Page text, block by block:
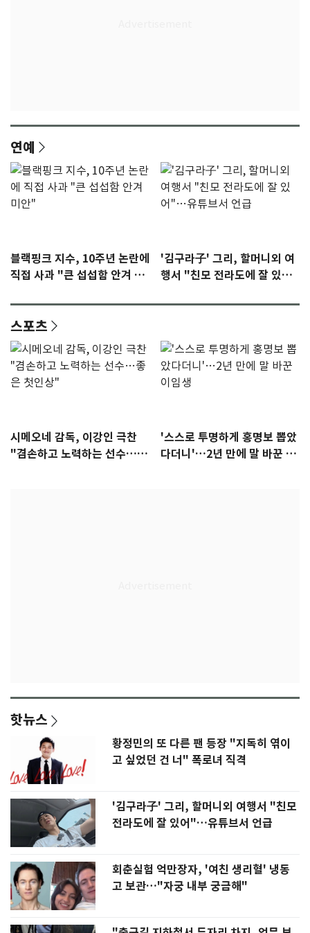
연예
블랙핑크 지수, 10주년 논란에
직접 사과 "큰 섭섭함 안겨 미
'김구라子' 그리, 할머니외 여
행서 "친모 전라도에 잘 있
스포츠
시메오네 감독, 이강인 극찬
"겸손하고 노력하는 선수…좋
'스스로 투명하게 홍명보 뽑았
다더니'…2년 만에 말 바꾼 이
핫뉴스
황정민의 또 다른 팬 등장 "지독히 엮이
고 싶었던 건 너" 폭로녀 직격
'김구라子' 그리, 할머니외 여행서 "친모
전라도에 잘 있어"…유튜브서 언급
회춘실험 억만장자, '여친 생리혈' 냉동
고 보관…"자궁 내부 궁금해"